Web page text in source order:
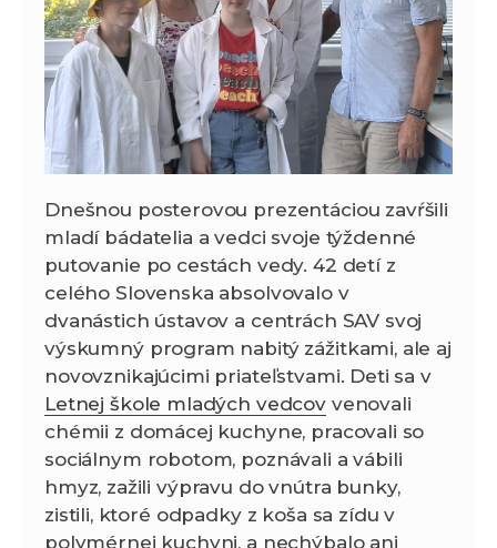
Dnešnou posterovou prezentáciou zavŕšili
mladí bádatelia a vedci svoje týždenné
putovanie po cestách vedy. 42 detí z
celého Slovenska absolvovalo v
dvanástich ústavov a centrách SAV svoj
výskumný program nabitý zážitkami, ale aj
novovznikajúcimi priateľstvami. Deti sa v
Letnej škole mladých vedcovvenovali
chémii z domácej kuchyne, pracovali so
sociálnym robotom, poznávali a vábili
hmyz, zažili výpravu do vnútra bunky,
zistili, ktoré odpadky z koša sa zídu v
polymérnej kuchyni, a nechýbalo ani